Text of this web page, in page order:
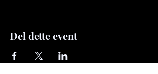
Del dette event